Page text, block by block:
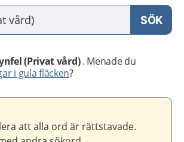
du? SÖK
(Privat vård) . Menade du
i gula fläcken?
att alla ord är rättstavade.